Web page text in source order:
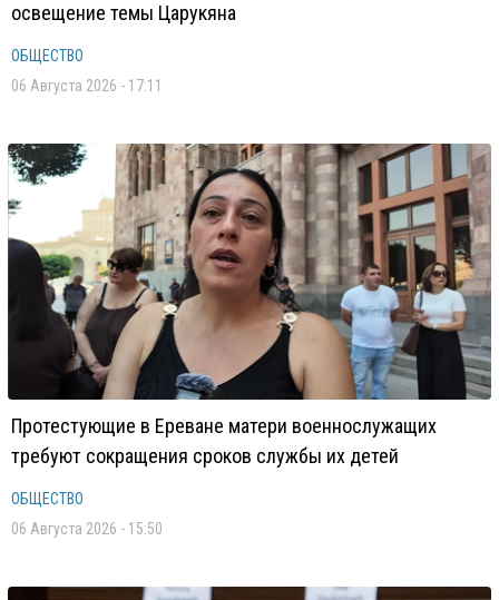
освещение темы Царукяна
ОБЩЕСТВО
06 Августа 2026 - 17:11
Протестующие в Ереване матери военнослужащих
требуют сокращения сроков службы их детей
ОБЩЕСТВО
06 Августа 2026 - 15:50